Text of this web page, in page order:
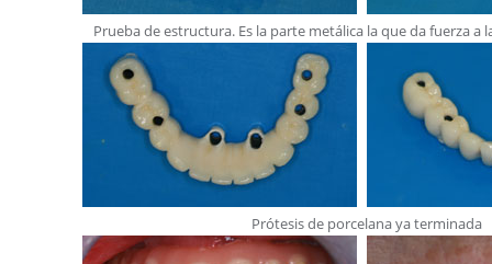
Prueba de estructura. Es la parte metálica la que da fuerza a
Prótesis de porcelana ya terminada